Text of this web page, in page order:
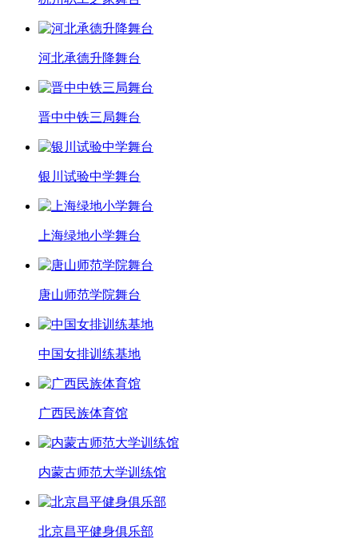
河北承德升降舞台
晋中中铁三局舞台
银川试验中学舞台
上海绿地小学舞台
唐山师范学院舞台
中国女排训练基地
广西民族体育馆
内蒙古师范大学训练馆
北京昌平健身俱乐部